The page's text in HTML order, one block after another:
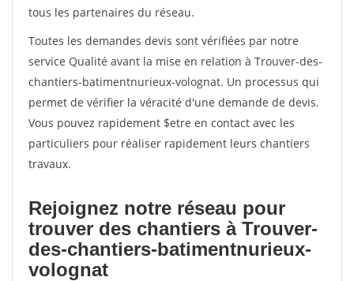
tous les partenaires du réseau.
Toutes les demandes devis sont vérifiées par notre
service Qualité avant la mise en relation à Trouver-des-
chantiers-batimentnurieux-volognat. Un processus qui
permet de vérifier la véracité d'une demande de devis.
Vous pouvez rapidement $etre en contact avec les
particuliers pour réaliser rapidement leurs chantiers
travaux.
Rejoignez notre réseau pour
trouver des chantiers à Trouver-
des-chantiers-batimentnurieux-
volognat